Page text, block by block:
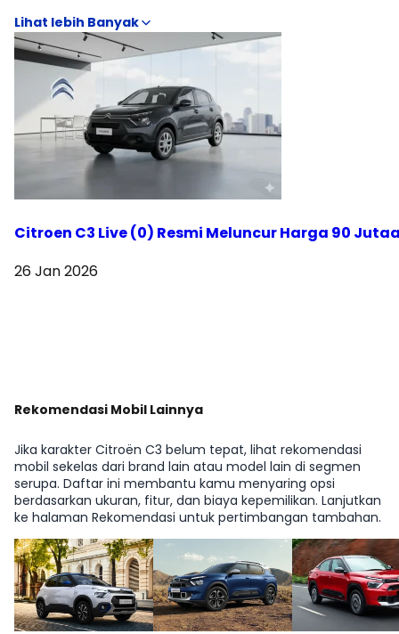
mendapatkan informasi yang paling baru. Arsip berita
lengkap ada di halaman News/Update.
Citroen C3 Live (0) Resmi Meluncur Harga 90
26 Jan 2026
Rekomendasi Mobil Lainnya
Jika karakter Citroën C3 belum tepat, lihat rekomendasi
mobil sekelas dari brand lain atau model lain di segmen
serupa. Daftar ini membantu kamu menyaring opsi
berdasarkan ukuran, fitur, dan biaya kepemilikan. Lanjutkan
ke halaman Rekomendasi untuk pertimbangan tambahan.